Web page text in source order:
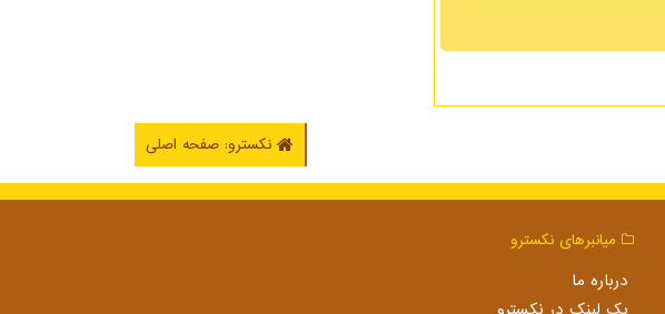
نکسترو: صفحه اصلی
میانبرهای نكسترو
درباره ما